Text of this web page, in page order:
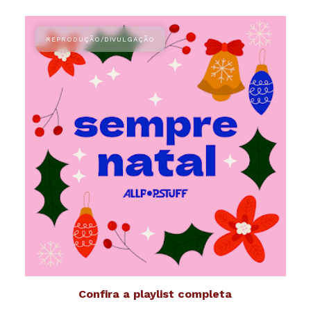
Confira a playlist completa